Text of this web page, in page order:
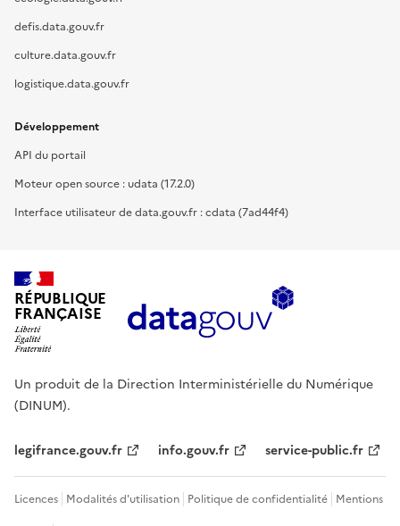
defis.data.gouv.fr
culture.data.gouv.fr
logistique.data.gouv.fr
Développement
API du portail
Moteur open source : udata (17.2.0)
Interface utilisateur de data.gouv.fr : cdata (7ad44f4)
RÉPUBLIQUE
FRANÇAISE
Un produit de la Direction Interministérielle du Numérique
(DINUM).
legifrance.gouv.fr info.gouv.fr service-public.fr
Licences Modalités d'utilisation Politique de confidentialité Mentions